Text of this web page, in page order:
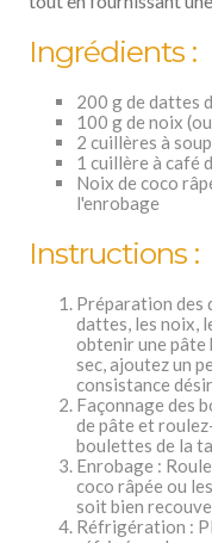
Ingrédients :
200 g de dattes
100 g de noix
2 cuillères à
1 cuillère à café
Noix de coco
l'enrobage
Instructions :
Préparation des
dattes, les noix,
obtenir une pâte
sec, ajoutez un
consistance
Façonnage des
de pâte et
boulettes de la
Enrobage :
coco râpée ou
soit bien
Réfrigération :